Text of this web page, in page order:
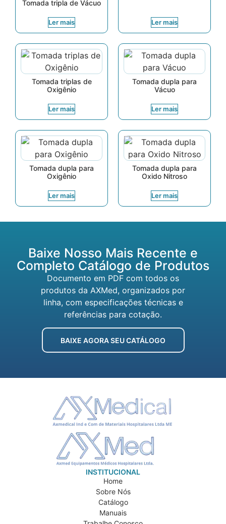
Tomada tripla de Vácuo
Ler mais Ler mais
Tomada triplas de
Oxigênio
Ler mais
Tomada dupla para
Vácuo
Ler mais
Tomada dupla para
Oxigênio
Ler mais
Tomada dupla para
Oxido Nitroso
Ler mais
Baixe Nosso Mais Recente e
Completo Catálogo de Produtos
Documento em PDF com todos os
produtos da AXMed, organizados por
linha, com especificações técnicas e
referências para cotação.
BAIXE AGORA SEU CATÁLOGO
INSTITUCIONAL
Home
Sobre Nós
Catálogo
Manuais